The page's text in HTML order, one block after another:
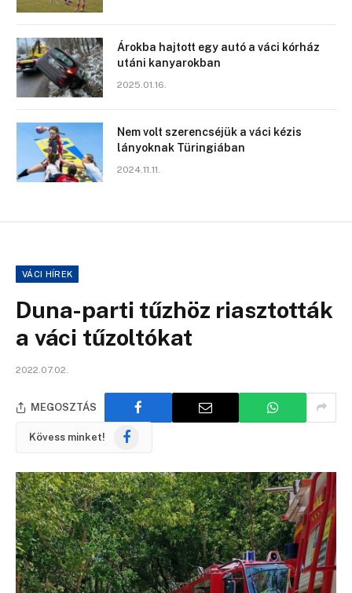
Árokba hajtott egy autó a váci kórház
utáni kanyarokban
2025.01.16.
Nem volt szerencséjük a váci kézis
lányoknak Türingiában
2024.11.11.
VÁCI HÍREK
Duna-parti tűzhöz riasztották
a váci tűzoltókat
2022.07.02.
MEGOSZTÁS
Kövess minket! Facebook